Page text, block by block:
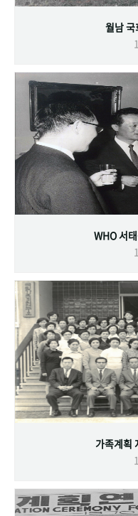
월남
WHO 서
가족계획